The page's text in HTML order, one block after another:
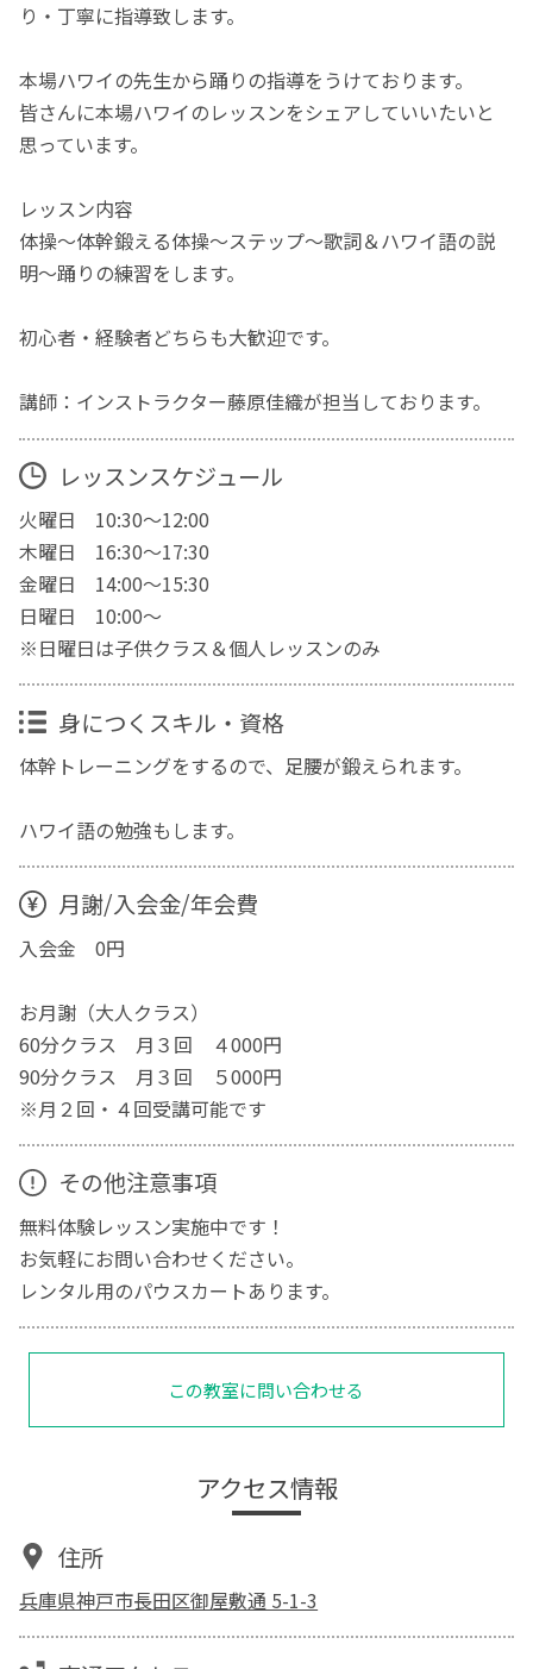
り・丁寧に指導致します。
本場ハワイの先生から踊りの指導をうけております。
皆さんに本場ハワイのレッスンをシェアしていいたいと
思っています。
レッスン内容
体操～体幹鍛える体操～ステップ～歌詞＆ハワイ語の説
明～踊りの練習をします。
初心者・経験者どちらも大歓迎です。
講師：インストラクター藤原佳織が担当しております。
レッスンスケジュール
火曜日 10:30〜12:00
木曜日 16:30〜17:30
金曜日 14:00〜15:30
日曜日 10:00〜
※日曜日は子供クラス＆個人レッスンのみ
身につくスキル・資格
体幹トレーニングをするので、足腰が鍛えられます。
ハワイ語の勉強もします。
月謝/入会金/年会費
入会金 0円
お月謝（大人クラス）
60分クラス 月３回 ４000円
90分クラス 月３回 ５000円
※月２回・４回受講可能です
その他注意事項
無料体験レッスン実施中です！
お気軽にお問い合わせください。
レンタル用のパウスカートあります。
この教室に問い合わせる
アクセス情報
住所
兵庫県神戸市長田区御屋敷通 5-1-3